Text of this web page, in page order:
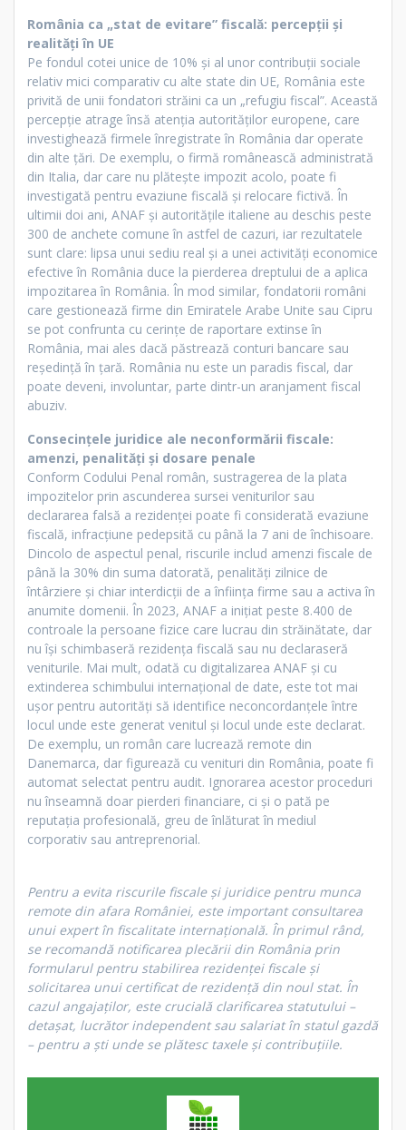
România ca „stat de evitare” fiscală: percepții și
realități în UE
Pe fondul cotei unice de 10% și al unor contribuții sociale
relativ mici comparativ cu alte state din UE, România este
privită de unii fondatori străini ca un „refugiu fiscal”. Această
percepție atrage însă atenția autorităților europene, care
investighează firmele înregistrate în România dar operate
din alte țări. De exemplu, o firmă românească administrată
din Italia, dar care nu plătește impozit acolo, poate fi
investigată pentru evaziune fiscală și relocare fictivă. În
ultimii doi ani, ANAF și autoritățile italiene au deschis peste
300 de anchete comune în astfel de cazuri, iar rezultatele
sunt clare: lipsa unui sediu real și a unei activități economice
efective în România duce la pierderea dreptului de a aplica
impozitarea în România. În mod similar, fondatorii români
care gestionează firme din Emiratele Arabe Unite sau Cipru
se pot confrunta cu cerințe de raportare extinse în
România, mai ales dacă păstrează conturi bancare sau
reședință în țară. România nu este un paradis fiscal, dar
poate deveni, involuntar, parte dintr-un aranjament fiscal
abuziv.
Consecințele juridice ale neconformării fiscale:
amenzi, penalități și dosare penale
Conform Codului Penal român, sustragerea de la plata
impozitelor prin ascunderea sursei veniturilor sau
declararea falsă a rezidenței poate fi considerată evaziune
fiscală, infracțiune pedepsită cu până la 7 ani de închisoare.
Dincolo de aspectul penal, riscurile includ amenzi fiscale de
până la 30% din suma datorată, penalități zilnice de
întârziere și chiar interdicții de a înființa firme sau a activa în
anumite domenii. În 2023, ANAF a inițiat peste 8.400 de
controale la persoane fizice care lucrau din străinătate, dar
nu își schimbaseră rezidența fiscală sau nu declaraseră
veniturile. Mai mult, odată cu digitalizarea ANAF și cu
extinderea schimbului internațional de date, este tot mai
ușor pentru autorități să identifice neconcordanțele între
locul unde este generat venitul și locul unde este declarat.
De exemplu, un român care lucrează remote din
Danemarca, dar figurează cu venituri din România, poate fi
automat selectat pentru audit. Ignorarea acestor proceduri
nu înseamnă doar pierderi financiare, ci și o pată pe
reputația profesională, greu de înlăturat în mediul
corporativ sau antreprenorial.
Pentru a evita riscurile fiscale și juridice pentru munca
remote din afara României, este important consultarea
unui expert în fiscalitate internațională. În primul rând,
se recomandă notificarea plecării din România prin
formularul pentru stabilirea rezidenței fiscale și
solicitarea unui certificat de rezidență din noul stat. În
cazul angajaților, este crucială clarificarea statutului –
detașat, lucrător independent sau salariat în statul gazdă
– pentru a ști unde se plătesc taxele și contribuțiile.